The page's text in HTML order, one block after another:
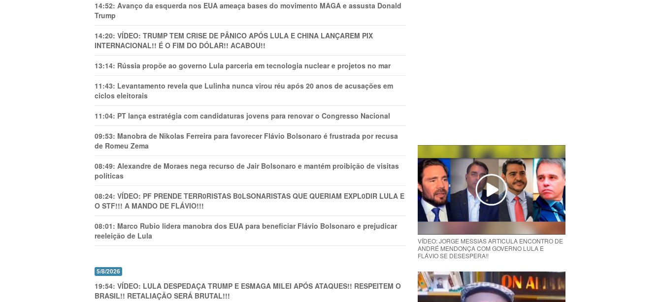
14:52: Avanço da esquerda nos EUA ameaça bases do movimento MAGA e assusta Donald
Trump
14:20: VÍDEO: TRUMP TEM CRlSE DE PÂNlCO APÓS LULA E CHINA LANÇAREM PIX
INTERNACIONAL!! É O FIM DO DÓLAR!! ACABOU!!
13:14: Rússia propõe ao governo Lula parceria em tecnologia nuclear e projetos no mar
11:43: Levantamento revela que Lulinha nunca virou réu após 20 anos de acusações em
ciclos eleitorais
11:04: PT lança estratégia com candidaturas jovens para renovar o Congresso Nacional
09:53: Manobra de Nikolas Ferreira para favorecer Flávio Bolsonaro é frustrada por recusa
de Romeu Zema
08:49: Alexandre de Moraes nega recurso de Jair Bolsonaro e mantém proibição de visitas
políticas
08:24: VÍDEO: PF PRENDE TERR0RlSTAS B0LSONARlSTAS QUE QUERIAM EXPL0DlR LULA E
O STF!!! A MANDO DE FLÁVIO!!!
08:01: Marco Rubio lidera manobra dos EUA para beneficiar Flávio Bolsonaro e prejudicar
reeleição de Lula
5/8/2026
19:54: VÍDEO: LULA DESPEDAÇA TRUMP E ESMAGA MILEI APÓS ATAQUES!! RESPEITEM O
BRASIL!! RETALIAÇÃO SERÁ BRUTAL!!!
VÍDEO: JORGE MESSIAS ARTICULA ENCONTRO DE
ANDRÉ MENDONÇA COM GOVERNO LULA E
FLÁVIO SE DESESPERA!!